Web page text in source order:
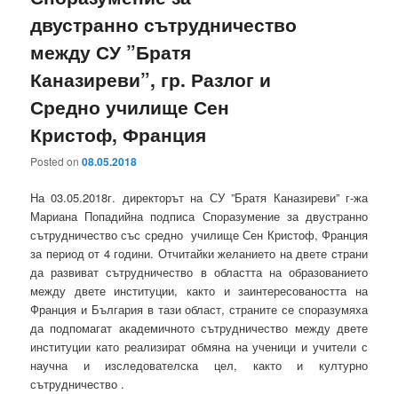
двустранно сътрудничество
между СУ ”Братя
Каназиреви”, гр. Разлог и
Средно училище Сен
Кристоф, Франция
Posted on08.05.2018
На 03.05.2018г. директорът на СУ ”Братя Каназиреви” г-жа
Мариана Попадийна подписа Споразумение за двустранно
сътрудничество със средно училище Сен Кристоф, Франция
за период от 4 години. Отчитайки желанието на двете страни
да развиват сътрудничество в областта на образованието
между двете институции, както и заинтересоваността на
Франция и България в тази област, страните се споразумяха
да подпомагат академичното сътрудничество между двете
институции като реализират обмяна на ученици и учители с
научна и изследователска цел, както и културно
сътрудничество .